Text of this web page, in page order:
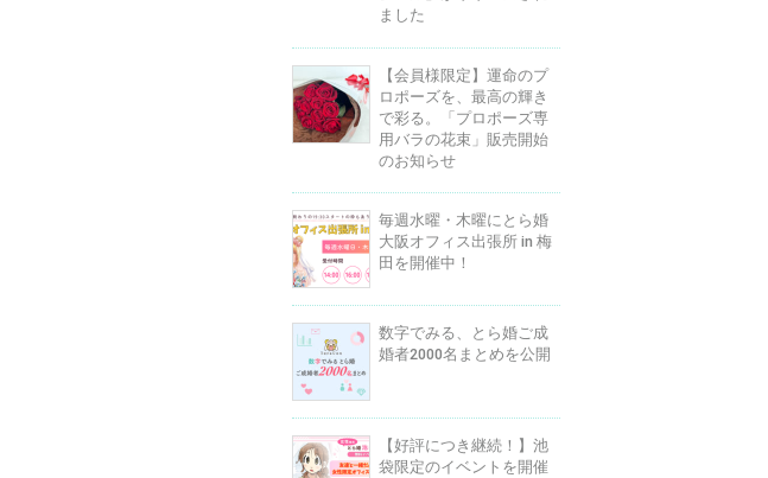
ました
【会員様限定】運命のプ
ロポーズを、最高の輝き
で彩る。「プロポーズ専
用バラの花束」販売開始
のお知らせ
毎週水曜・木曜にとら婚
大阪オフィス出張所 in 梅
田を開催中！
数字でみる、とら婚ご成
婚者2000名まとめを公開
【好評につき継続！】池
袋限定のイベントを開催